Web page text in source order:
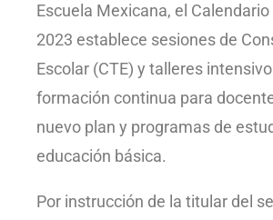
Escuela Mexicana, el
2023 establece sesiones de
Escolar (CTE) y talleres
formación continua para
nuevo plan y programas de
educación básica.
Por instrucción de la titular del